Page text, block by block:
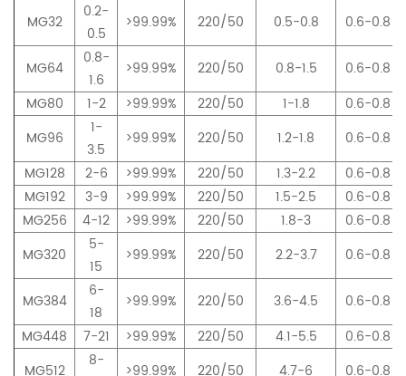
MG32
0.2-
0.5
>99.99% 220/50 0.5-0.8 0.6-0.8
MG64
0.8-
1.6
>99.99% 220/50 0.8-1.5
0.6-0.8
MG80
1-2 >99.99% 220/50 1-1.8
0.6-0.8
MG96
1-
3.5
>99.99% 220/50 1.2-1.8
0.6-0.8
MG128
2-6 >99.99% 220/50 1.3-2.2
0.6-0.8
MG192
3-9 >99.99% 220/50 1.5-2.5
0.6-0.8
MG256
4-12 >99.99% 220/50 1.8-3
0.6-0.8
MG320
5-
15
>99.99% 220/50 2.2-3.7 0.6-0.8
MG384
6-
18
>99.99% 220/50 3.6-4.5
0.6-0.8
MG448
7-21 >99.99% 220/50 4.1-5.5
0.6-0.8
MG512
8-
>99.99% 220/50 4.7-6 0.6-0.8